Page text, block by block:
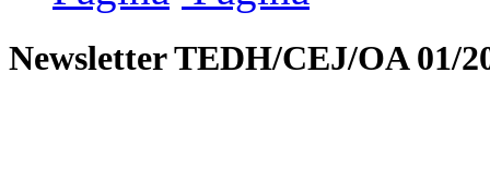
Newsletter TEDH/CEJ/OA 01/